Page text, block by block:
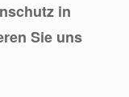
in
Sie uns